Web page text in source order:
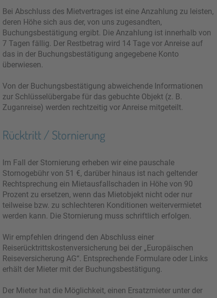
Bei Abschluss des Mietvertrages ist eine Anzahlung zu leisten,
deren Höhe sich aus der, von uns zugesandten,
Buchungsbestätigung ergibt. Die Anzahlung ist innerhalb von
7 Tagen fällig. Der Restbetrag wird 14 Tage vor Anreise auf
das in der Buchungsbestätigung angegebene Konto
überwiesen.
Von der Buchungsbestätigung abweichende Informationen
zur Schlüsselübergabe für das gebuchte Objekt (z. B.
Zuganreise) werden rechtzeitig vor Anreise mitgeteilt.
Rücktritt / Stornierung
Im Fall der Stornierung erheben wir eine pauschale
Stornogebühr von 51 €, darüber hinaus ist nach geltender
Rechtsprechung ein Mietausfallschaden in Höhe von 90
Prozent zu ersetzen, wenn das Mietobjekt nicht oder nur
teilweise bzw. zu schlechteren Konditionen weitervermietet
werden kann. Die Stornierung muss schriftlich erfolgen.
Wir empfehlen dringend den Abschluss einer
Reiserücktrittskostenversicherung bei der „Europäischen
Reiseversicherung AG“. Entsprechende Formulare oder Links
erhält der Mieter mit der Buchungsbestätigung.
Der Mieter hat die Möglichkeit, einen Ersatzmieter unter der